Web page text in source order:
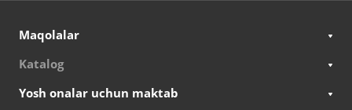
Maqolalar
Katalog
Yosh onalar uchun maktab